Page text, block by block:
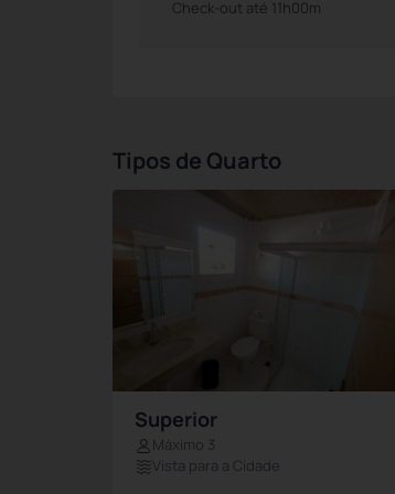
Check-out até 11h00m
Tipos de Quarto
Superior
Máximo 3
Vista para a Cidade